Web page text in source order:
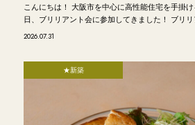
こんにちは！ 大阪市を中心に高性能住宅を手掛
日、ブリリアント会に参加してきました！ ブリ
2026.07.31
★新築